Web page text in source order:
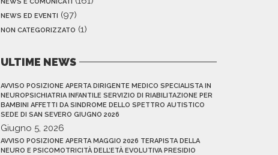
NEWS ED EVENTI (97)
NON CATEGORIZZATO (1)
ULTIME NEWS
AVVISO POSIZIONE APERTA DIRIGENTE MEDICO SPECIALISTA IN
NEUROPSICHIATRIA INFANTILE SERVIZIO DI RIABILITAZIONE PER
BAMBINI AFFETTI DA SINDROME DELLO SPETTRO AUTISTICO
SEDE DI SAN SEVERO GIUGNO 2026
Giugno 5, 2026
AVVISO POSIZIONE APERTA MAGGIO 2026 TERAPISTA DELLA
NEURO E PSICOMOTRICITÀ DELL’ETÀ EVOLUTIVA PRESIDIO